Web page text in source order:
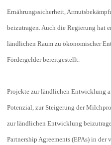
Ernährungssicherheit,
beizutragen. Auch die Regierung hat
ländlichen Raum zu ökonomischer
Fördergelder bereitgestellt.
Projekte zur ländlichen Entwicklung
Potenzial, zur Steigerung der
zur ländlichen Entwicklung
Partnership Agreements (EPAs) in der